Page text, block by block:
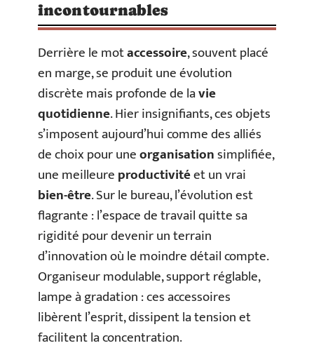
incontournables
Derrière le motaccessoire, souvent placé
en marge, se produit une évolution
discrète mais profonde de lavie
quotidienne. Hier insignifiants, ces objets
s’imposent aujourd’hui comme des alliés
de choix pour uneorganisationsimplifiée,
une meilleureproductivitéet un vrai
bien-être. Sur le bureau, l’évolution est
flagrante : l’espace de travail quitte sa
rigidité pour devenir un terrain
d’innovation où le moindre détail compte.
Organiseur modulable, support réglable,
lampe à gradation : ces accessoires
libèrent l’esprit, dissipent la tension et
facilitent la concentration.